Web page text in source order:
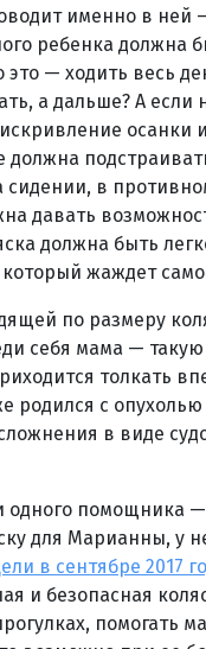
именно в ней
ребенка должна
это — ходить весь
а дальше? А если
осанки
должна
в
давать
должна быть
жаждет
по размеру
себя мама —
толкать
родился с
в виде
одного помощника
для Марианны, у
в сентябре 2017
и безопасная
помогать